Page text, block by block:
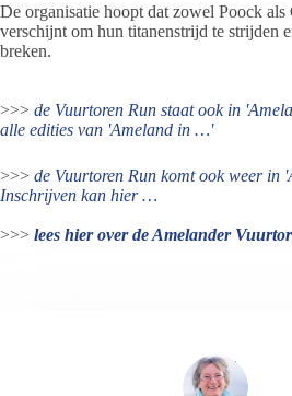
De organisatie hoopt dat zowel Poock als
verschijnt om hun titanenstrijd te strijden
breken.
>>> de Vuurtoren Run staat ook in
alle edities van 'Ameland in …'
>>> de Vuurtoren Run komt ook weer in
Inschrijven kan hier …
>>> lees hier over de Amelander